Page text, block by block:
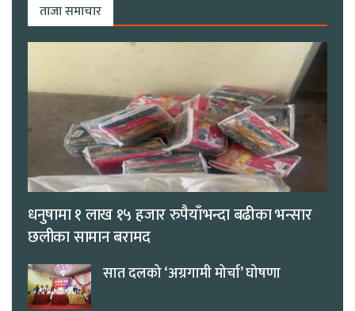
ताजा समाचार
धनुषामा १ लाख १५ हजार रुपैयाँभन्दा बढीका भन्सार
छलीका सामान बरामद
सात दलको ‘अग्रगामी मोर्चा’ घोषणा